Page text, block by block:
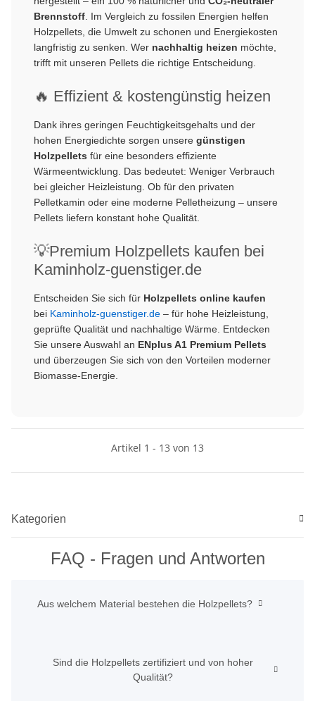
Brennstoff . Im Vergleich zu fossilen Energien helfen
Holzpellets, die Umwelt zu schonen und Energiekosten
langfristig zu senken. Wer nachhaltig heizen möchte,
trifft mit unseren Pellets die richtige Entscheidung.
🔥 Effizient & kostengünstig heizen
Dank ihres geringen Feuchtigkeitsgehalts und der
hohen Energiedichte sorgen unsere günstigen
Holzpellets für eine besonders effiziente
Wärmeentwicklung. Das bedeutet: Weniger Verbrauch
bei gleicher Heizleistung. Ob für den privaten
Pelletkamin oder eine moderne Pelletheizung – unsere
Pellets liefern konstant hohe Qualität.
💡Premium Holzpellets kaufen bei
Kaminholz-guenstiger.de
Entscheiden Sie sich für Holzpellets online kaufen
bei Kaminholz-guenstiger.de – für hohe Heizleistung,
geprüfte Qualität und nachhaltige Wärme. Entdecken
Sie unsere Auswahl an ENplus A1 Premium Pellets
und überzeugen Sie sich von den Vorteilen moderner
Biomasse-Energie.
Artikel 1 - 13 von 13
Kategorien
FAQ - Fragen und Antworten
Aus welchem Material bestehen die Holzpellets?
Sind die Holzpellets zertifiziert und von hoher
Qualität?